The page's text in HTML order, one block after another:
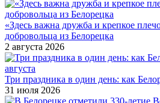
«Здесь важна дружба и крепкое
добровольца из Белорецка
2 августа 2026
Три праздника в один день: как
31 июля 2026